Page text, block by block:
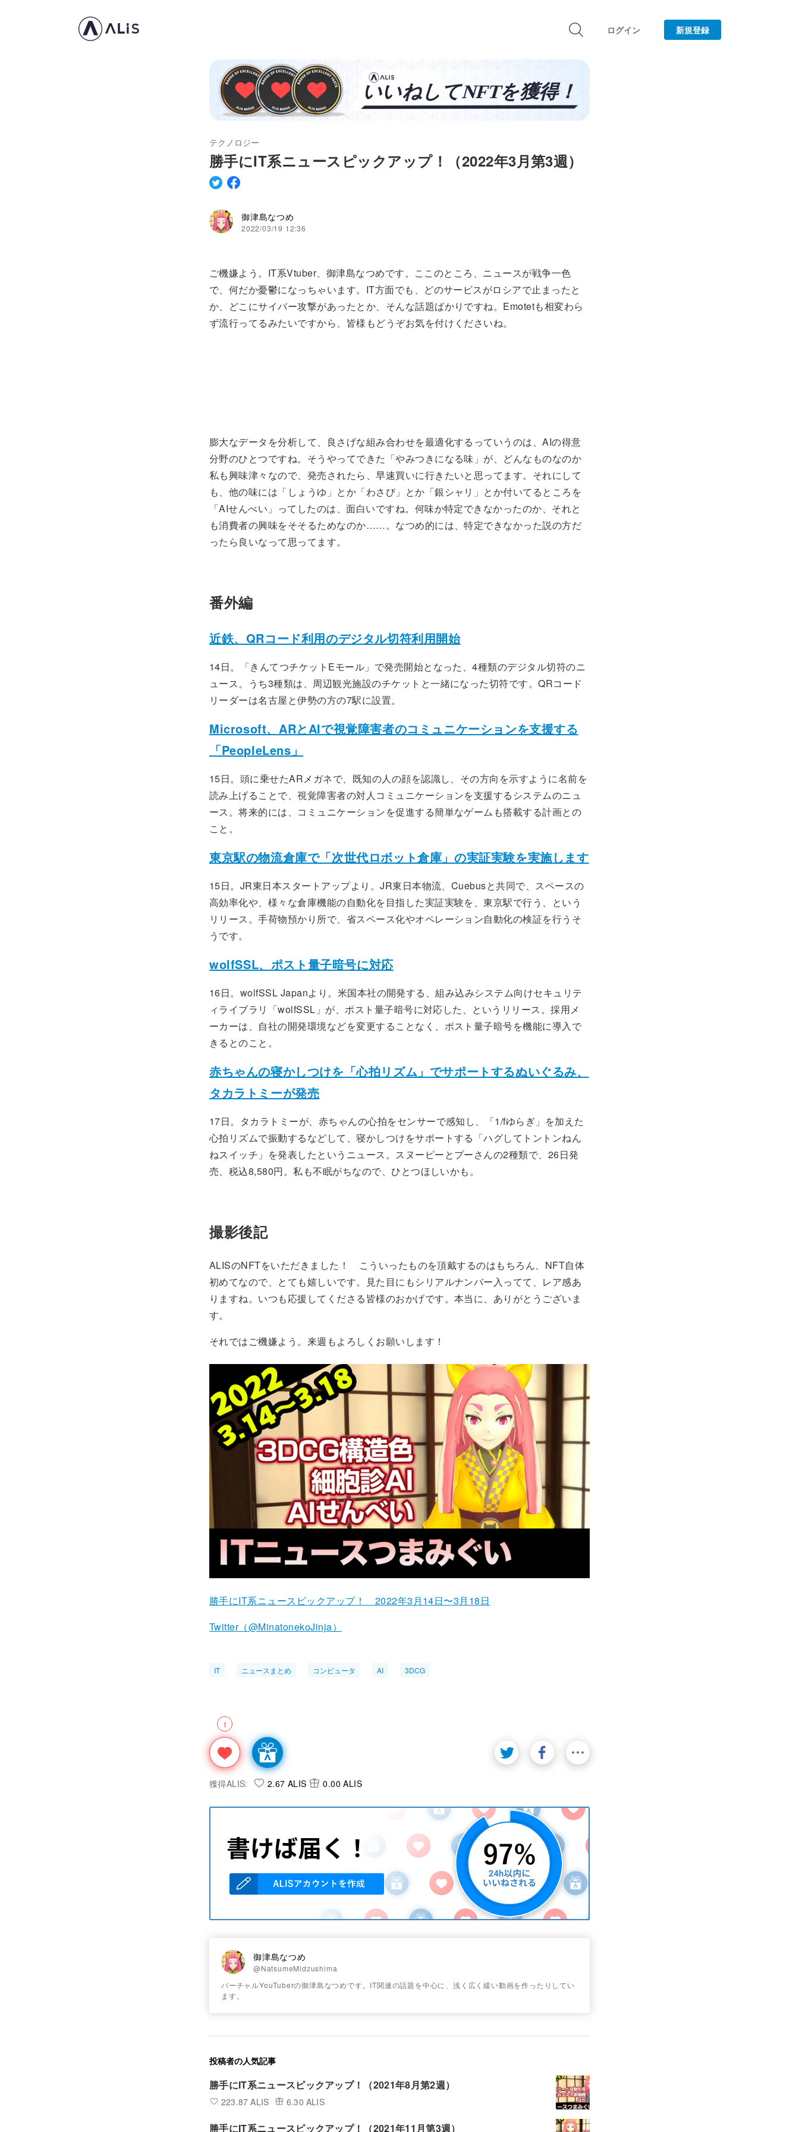
ログイン 新規登録
テクノロジー
勝手にIT系ニュースピックアップ！（2022年3月第3週）
御津島なつめ
2022/03/19 12:36
ご機嫌よう。IT系Vtuber、御津島なつめです。ここのところ、ニュースが戦争一色
で、何だか憂鬱になっちゃいます。IT方面でも、どのサービスがロシアで止まったと
か、どこにサイバー攻撃があったとか、そんな話題ばかりですね。Emotetも相変わら
ず流行ってるみたいですから、皆様もどうぞお気を付けくださいね。
膨大なデータを分析して、良さげな組み合わせを最適化するっていうのは、AIの得意
分野のひとつですね。そうやってできた「やみつきになる味」が、どんなものなのか
私も興味津々なので、発売されたら、早速買いに行きたいと思ってます。それにして
も、他の味には「しょうゆ」とか「わさび」とか「銀シャリ」とか付いてるところを
「AIせんべい」ってしたのは、面白いですね。何味か特定できなかったのか、それと
も消費者の興味をそそるためなのか……。なつめ的には、特定できなかった説の方だ
ったら良いなって思ってます。
番外編
近鉄、QRコード利用のデジタル切符利用開始
14日。「きんてつチケットEモール」で発売開始となった、4種類のデジタル切符のニ
ュース。うち3種類は、周辺観光施設のチケットと一緒になった切符です。QRコード
リーダーは名古屋と伊勢の方の7駅に設置。
Microsoft、ARとAIで視覚障害者のコミュニケーションを支援する
「PeopleLens」
15日。頭に乗せたARメガネで、既知の人の顔を認識し、その方向を示すように名前を
読み上げることで、視覚障害者の対人コミュニケーションを支援するシステムのニュ
ース。将来的には、コミュニケーションを促進する簡単なゲームも搭載する計画との
こと。
東京駅の物流倉庫で「次世代ロボット倉庫」の実証実験を実施します
15日。JR東日本スタートアップより。JR東日本物流、Cuebusと共同で、スペースの
高効率化や、様々な倉庫機能の自動化を目指した実証実験を、東京駅で行う、という
リリース。手荷物預かり所で、省スペース化やオペレーション自動化の検証を行うそ
うです。
wolfSSL、ポスト量子暗号に対応
16日。wolfSSL Japanより。米国本社の開発する、組み込みシステム向けセキュリテ
ィライブラリ「wolfSSL」が、ポスト量子暗号に対応した、というリリース。採用メ
ーカーは、自社の開発環境などを変更することなく、ポスト量子暗号を機能に導入で
きるとのこと。
赤ちゃんの寝かしつけを「心拍リズム」でサポートするぬいぐるみ、
タカラトミーが発売
17日。タカラトミーが、赤ちゃんの心拍をセンサーで感知し、「1/fゆらぎ」を加えた
心拍リズムで振動するなどして、寝かしつけをサポートする「ハグしてトントンねん
ねスイッチ」を発表したというニュース。スヌーピーとプーさんの2種類で、26日発
売、税込8,580円。私も不眠がちなので、ひとつほしいかも。
撮影後記
ALISのNFTをいただきました！ こういったものを頂戴するのはもちろん、NFT自体
初めてなので、とても嬉しいです。見た目にもシリアルナンバー入ってて、レア感あ
りますね。いつも応援してくださる皆様のおかげです。本当に、ありがとうございま
す。
それではご機嫌よう。来週もよろしくお願いします！
勝手にIT系ニュースピックアップ！ 2022年3月14日〜3月18日
Twitter（@MinatonekoJinja）
IT ニュースまとめ コンピュータ AI 3DCG
1
獲得ALIS: 2.67 ALIS 0.00 ALIS
御津島なつめ
@NatsumeMidzushima
バーチャルYouTuberの御津島なつめです。IT関連の話題を中心に、浅く広く緩い動画を作ったりしてい
ます。
投稿者の人気記事
勝手にIT系ニュースピックアップ！（2021年8月第2週）
223.87 ALIS 6.30 ALIS
勝手にIT系ニュースピックアップ！（2021年11月第3週）